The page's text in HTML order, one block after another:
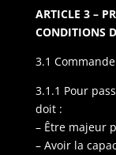
ARTICLE 3 –
CONDITIONS
3.1
3.1.1 Pour
doit :
– Être majeur
– Avoir la